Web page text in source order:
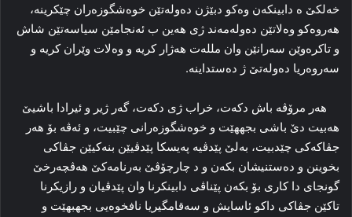
خەلکێ ە دابینکەن وەکو دبێژن دەولەتێن خوەشگوزەران چێکرینە،
هەروەکو وەلاتێن دەولەمەند ژی هەین ب ئەنجامێن سیاسەتێن شاش
و تاکرەوێن سەرانێن وان مللەت هەژار کریە و وەلات وێران کریە و
سەروەریا دەولەتێ ژ دەستداینه.
هەر مرۆڤە باش دکەت، خراب ژی دکەت، گەر ژیر و ئیرادا باشیێ
هەبیت دێ باشی بجههێت و خوەشگوزەرانی چێبیت، و ئەڤە بۆ هەر
جڤاکەکی چێدبیت، بەلێ پێدڤیە پەیسکا پێدڤیێن بنەکیێن جڤاکی
بخوینن و دەستنیشان بکەن و د چارچۆڤێ بەرنامەکێ هەڤچەرخێ
گونجای دا کاری بۆ بکەن پێناڤی دابينكرنا وان پێدڤیان و رازیکرنا
تاکێن جڤاکی داکو ئاسایش و سەقامگیریا نافخوەیی بجهبهێت و